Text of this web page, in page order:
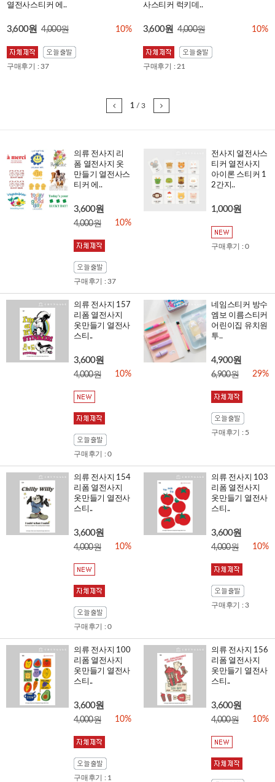
열전사스티커 에..
3,600원 4,000원 10%
구매후기 : 37
사스티커 럭키데..
3,600원 4,000원 10%
구매후기 : 21
1 / 3
의류 전사지 리
폼 열전사지 옷
만들기 열전사스
티커 에..
3,600원
4,000원 10%
구매후기 : 37
전사지 열전사스
티커 열전사지
아이론 스티커 1
2간지..
1,000원
구매후기 : 0
의류 전사지 157
리폼 열전사지
옷만들기 열전사
스티..
3,600원
4,000원 10%
구매후기 : 0
네임스티커 방수
엠보 이름스티커
어린이집 유치원
투..
4,900원
6,900원 29%
구매후기 : 5
의류 전사지 154
리폼 열전사지
옷만들기 열전사
스티..
3,600원
4,000원 10%
구매후기 : 0
의류 전사지 103
리폼 열전사지
옷만들기 열전사
스티..
3,600원
4,000원 10%
구매후기 : 3
의류 전사지 100
리폼 열전사지
옷만들기 열전사
스티..
3,600원
4,000원 10%
구매후기 : 1
의류 전사지 156
리폼 열전사지
옷만들기 열전사
스티..
3,600원
4,000원 10%